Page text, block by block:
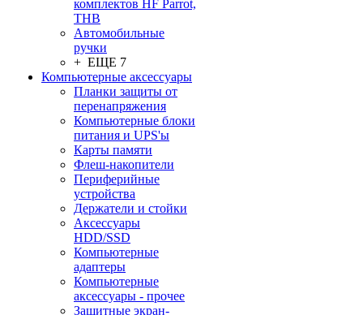
комплектов HF Parrot,
THB
Автомобильные
ручки
+ ЕЩЕ 7
Компьютерные аксессуары
Планки защиты от
перенапряжения
Компьютерные блоки
питания и UPS'ы
Карты памяти
Флеш-накопители
Периферийные
устройства
Держатели и стойки
Аксессуары
HDD/SSD
Компьютерные
адаптеры
Компьютерные
аксессуары - прочее
Защитные экран-